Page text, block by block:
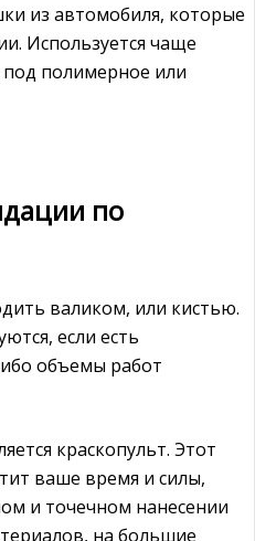
из автомобиля, которые
Используется чаще
под полимерное или
по
валиком, или кистью.
если есть
объемы работ
краскопульт. Этот
ваше время и силы,
и точечном нанесении
на большие